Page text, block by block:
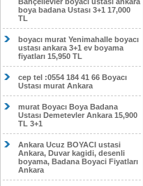
boya badana Ustası 3+1 17,000
TL
boyacı murat Yenimahalle boyacı
ustası ankara 3+1 ev boyama
fiyatları 15,950 TL
cep tel :0554 184 41 66 Boyacı
Ustası murat Ankara
murat Boyacı Boya Badana
Ustası Demetevler Ankara 15,900
TL 3+1
Ankara Ucuz BOYACI ustasi
Ankara, Duvar kagidi, desenli
boyama, Badana Boyaci Fiyatları
Ankara